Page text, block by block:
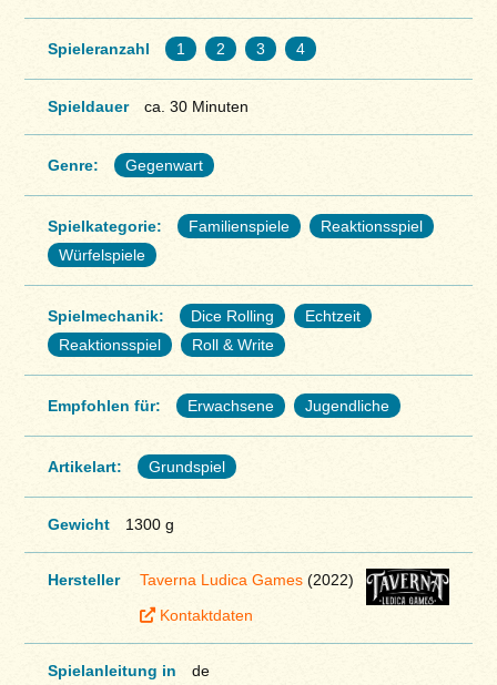
Spieleranzahl 1 2 3 4
Spieldauer ca. 30 Minuten
Genre: Gegenwart
Spielkategorie: Familienspiele
Reaktionsspiel
Würfelspiele
Spielmechanik: Dice Rolling
Echtzeit
Reaktionsspiel
Roll & Write
Empfohlen für: Erwachsene Jugendliche
Artikelart: Grundspiel
Gewicht 1300 g
Hersteller Taverna Ludica Games(2022)
Kontaktdaten
Spielanleitung in de